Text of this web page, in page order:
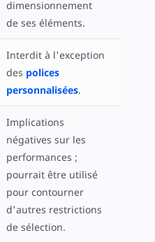
dimensionnement
de ses éléments.
Interdit à l'exception
des polices
personnalisées.
Implications
négatives sur les
performances ;
pourrait être utilisé
pour contourner
d'autres restrictions
de sélection.